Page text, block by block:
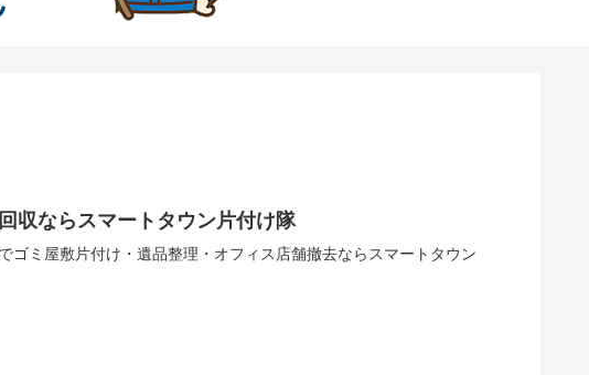
収ならスマートタウン片付け隊
ミ屋敷片付け・遺品整理・オフィス店舗撤去ならスマートタウン